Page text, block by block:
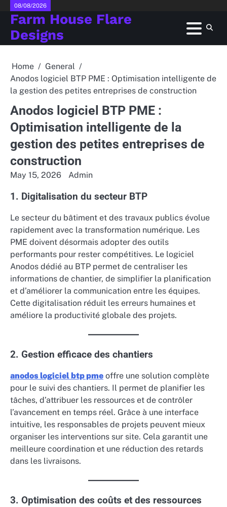
Skip
content
08/08/2026
Farm House Flare
Designs
Home
General
Anodos logiciel BTP PME : Optimisation intelligente de
la gestion des petites entreprises de construction
Anodos logiciel BTP PME :
Optimisation intelligente de la
gestion des petites entreprises de
construction
May 15, 2026 Admin
1. Digitalisation du secteur BTP
Le secteur du bâtiment et des travaux publics évolue
rapidement avec la transformation numérique. Les
PME doivent désormais adopter des outils
performants pour rester compétitives. Le logiciel
Anodos dédié au BTP permet de centraliser les
informations de chantier, de simplifier la planification
et d’améliorer la communication entre les équipes.
Cette digitalisation réduit les erreurs humaines et
améliore la productivité globale des projets.
2. Gestion efficace des chantiers
anodos logiciel btp pme offre une solution complète
pour le suivi des chantiers. Il permet de planifier les
tâches, d’attribuer les ressources et de contrôler
l’avancement en temps réel. Grâce à une interface
intuitive, les responsables de projets peuvent mieux
organiser les interventions sur site. Cela garantit une
meilleure coordination et une réduction des retards
dans les livraisons.
3. Optimisation des coûts et des ressources